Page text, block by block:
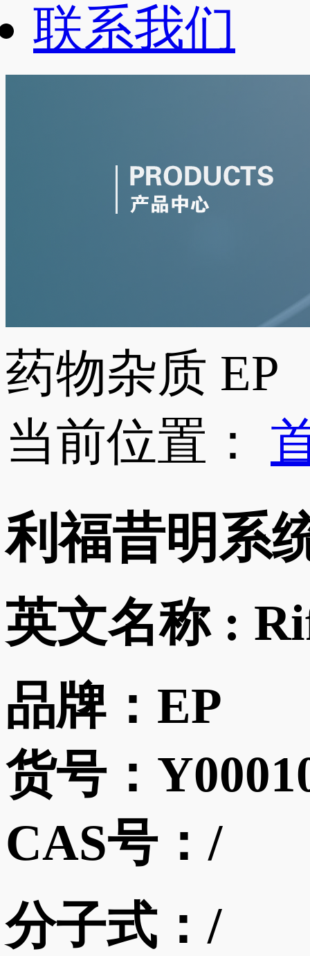
联系我们
药物杂质 EP
当前位置：
利福昔明系
英文名称 :
品牌： EP
货号：
CAS号： /
分子式：/